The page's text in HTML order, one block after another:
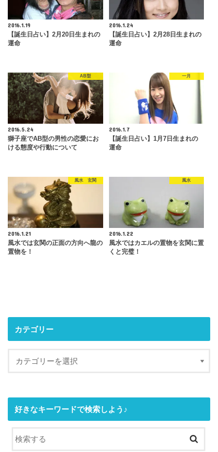
2016.1.19
【誕生日占い】2月20日生まれの
運命
2016.1.24
【誕生日占い】2月28日生まれの
運命
AB型
2016.5.24
獅子座でAB型の男性の恋愛にお
ける態度や行動について
一月
2016.1.7
【誕生日占い】1月7日生まれの
運命
風水 玄関
2016.1.21
風水では玄関の正面の方向へ龍の
置物を！
風水
2016.1.22
風水ではカエルの置物を玄関に置
くと完璧！
カテゴリー
好きなキーワードで検索しよう♪